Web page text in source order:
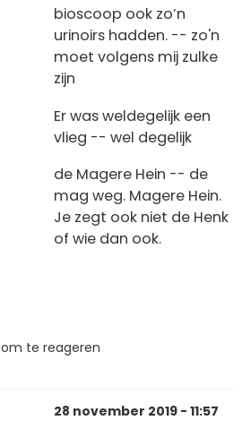
bioscoop ook zo’n
urinoirs hadden. -- zo'n
moet volgens mij zulke
zijn
Er was weldegelijk een
vlieg -- wel degelijk
de Magere Hein -- de
mag weg. Magere Hein.
Je zegt ook niet de Henk
of wie dan ook.
om te reageren
28 november 2019 - 11:57